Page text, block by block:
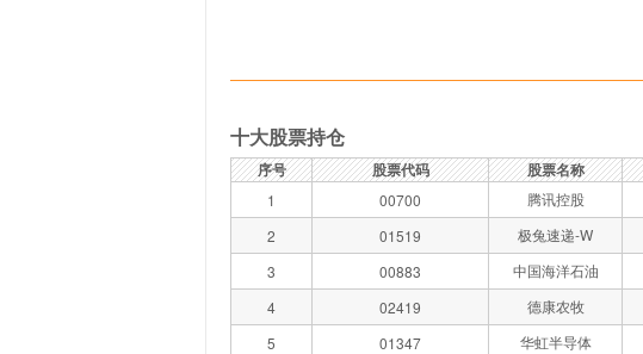
十大股票持仓
序号 股票代码 股票名称
1 00700 腾讯控股
2
01519 极兔速递-W
3
00883 中国海洋石油
4
02419 德康农牧
5
01347 华虹半导体